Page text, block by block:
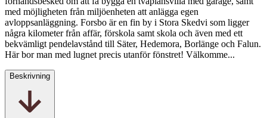
med möjligheten från miljöenheten att anlägga egen
avloppsanläggning. Forsbo är en fin by i Stora Skedvi som ligger
några kilometer från affär, förskola samt skola och även med ett
bekvämligt pendelavstånd till Säter, Hedemora, Borlänge och Falun.
Här bor man med lugnet precis utanför fönstret! Välkomme...
Beskrivning